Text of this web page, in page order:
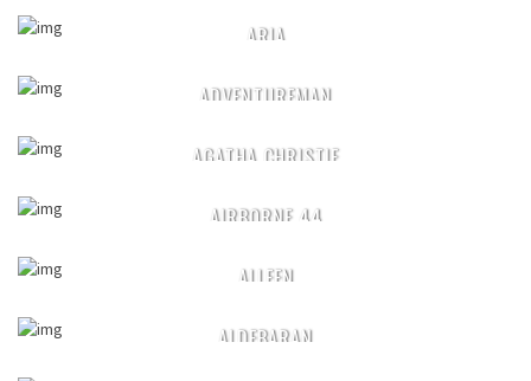
ARIA
ADVENTUREMAN
AGATHA CHRISTIE
AIRBORNE 44
ALLEEN
ALDEBARAN